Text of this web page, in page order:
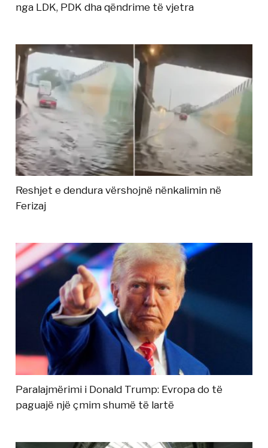
nga LDK, PDK dha qëndrime të vjetra
Reshjet e dendura vërshojnë nënkalimin në
Ferizaj
Paralajmërimi i Donald Trump: Evropa do të
paguajë një çmim shumë të lartë